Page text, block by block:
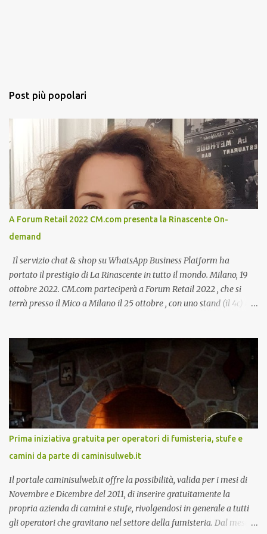
Post più popolari
A Forum Retail 2022 CM.com presenta la Rinascente On-
demand
Il servizio chat & shop su WhatsApp Business Platform ha
portato il prestigio di La Rinascente in tutto il mondo. Milano, 19
ottobre 2022. CM.com parteciperà a Forum Retail 2022 , che si
terrà presso il Mico a Milano il 25 ottobre , con uno stand (il 4c) e
tramite WhatsApp Business ”. Il primo appuntamento è per le ore
14:30 con Cristina Parigi, Country Manager di CM.com Italia, che
terrà una presentazione dal titolo:” Il presente e futuro del
Customer care omnicanale: come incontrare le aspettative dei
clienti ”. I punti che verranno affrontati sono il Customer care, lo
stato dell’arte e i punti di miglioramento, quali i molteplici canali di
comunicazione e quali utilizzare in ottica di miglioramento, le
previsioni da oggi al 2030 su come rispondere alle aspettative del
c...
Prima iniziativa gratuita per operatori di fumisteria, stufe e
camini da parte di caminisulweb.it
Il portale caminisulweb.it offre la possibilità, valida per i mesi di
Novembre e Dicembre del 2011, di inserire gratuitamente la
propria azienda di camini e stufe, rivolgendosi in generale a tutti
gli operatori che gravitano nel settore della fumisteria. Dal mese di